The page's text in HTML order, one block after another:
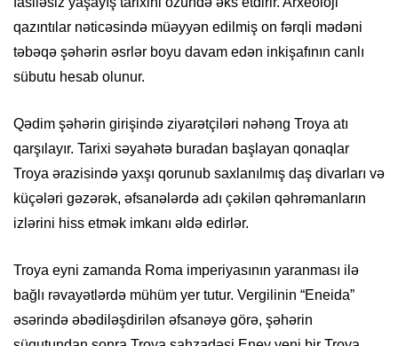
qazıntılar nəticəsində müəyyən edilmiş on fərqli mədəni
təbəqə şəhərin əsrlər boyu davam edən inkişafının canlı
sübutu hesab olunur.
Qədim şəhərin girişində ziyarətçiləri nəhəng Troya atı
qarşılayır. Tarixi səyahətə buradan başlayan qonaqlar
Troya ərazisində yaxşı qorunub saxlanılmış daş divarları və
küçələri gəzərək, əfsanələrdə adı çəkilən qəhrəmanların
izlərini hiss etmək imkanı əldə edirlər.
Troya eyni zamanda Roma imperiyasının yaranması ilə
bağlı rəvayətlərdə mühüm yer tutur. Vergilinin “Eneida”
əsərində əbədiləşdirilən əfsanəyə görə, şəhərin